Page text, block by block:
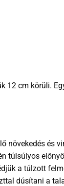
cm körüli.
növekedés és
túlsúlyos
a túlzott
dúsítani a